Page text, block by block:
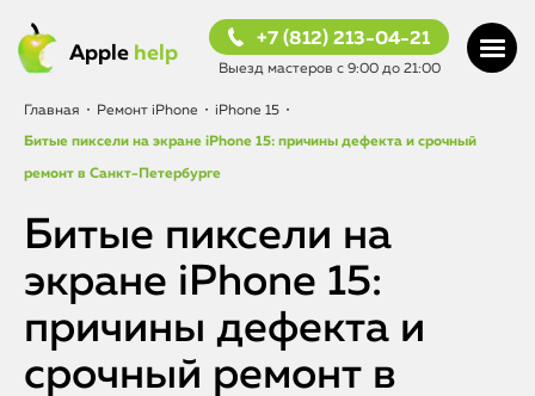
Apple help
+7 (812) 213-04-21
Выезд мастеров с 9:00 до 21:00
Главная • Ремонт iPhone • iPhone 15 •
Битые пиксели на экране iPhone 15: причины дефекта и срочный
ремонт в Санкт-Петербурге
Битые пиксели на
экране iPhone 15:
причины дефекта и
срочный ремонт в